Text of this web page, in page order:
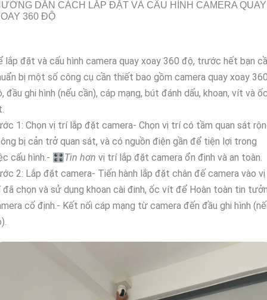
DẪN CÁCH LẮP ĐẶT VÀ CẤU HÌNH CAMERA QUAY
360 ĐỘ
lắp đặt và cấu hình camera quay xoay 360 độ, trước hết bạn
bị một số công cụ cần thiết bao gồm camera quay xoay
đầu ghi hình (nếu cần), cáp mạng, bút đánh dấu, khoan, vít và
1: Chọn vị trí lắp đặt camera- Chọn vị trí có tầm quan sát
bị cản trở quan sát, và có nguồn điện gần để tiện lợi trong
cấu hình.- 🎛Tin hơn vị trí lắp đặt camera ổn định và an toàn.
2: Lắp đặt camera- Tiến hành lắp đặt chân đế camera vào vị
chọn và sử dụng khoan cài đinh, ốc vít để Hoàn toàn tin
cố định.- Kết nối cáp mạng từ camera đến đầu ghi hình